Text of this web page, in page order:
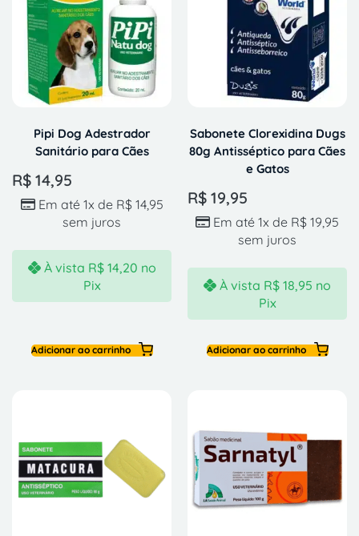
Pipi Dog Adestrador
Sanitário para Cães
R$ 14,95
Em até 1x de R$14,95
sem juros
À vista R$14,20 no
Pix
Adicionar ao carrinho
Sabonete Clorexidina Dugs
80g Antisséptico para Cães
e Gatos
R$ 19,95
Em até 1x de R$ 19,95
sem juros
À vista R$ 18,95 no
Pix
Adicionar ao carrinho